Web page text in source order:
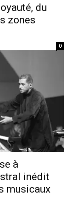
du
zones
0
à
inédit
musicaux